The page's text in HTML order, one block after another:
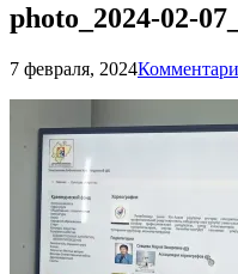
photo_2024-02-
7 февраля, 2024